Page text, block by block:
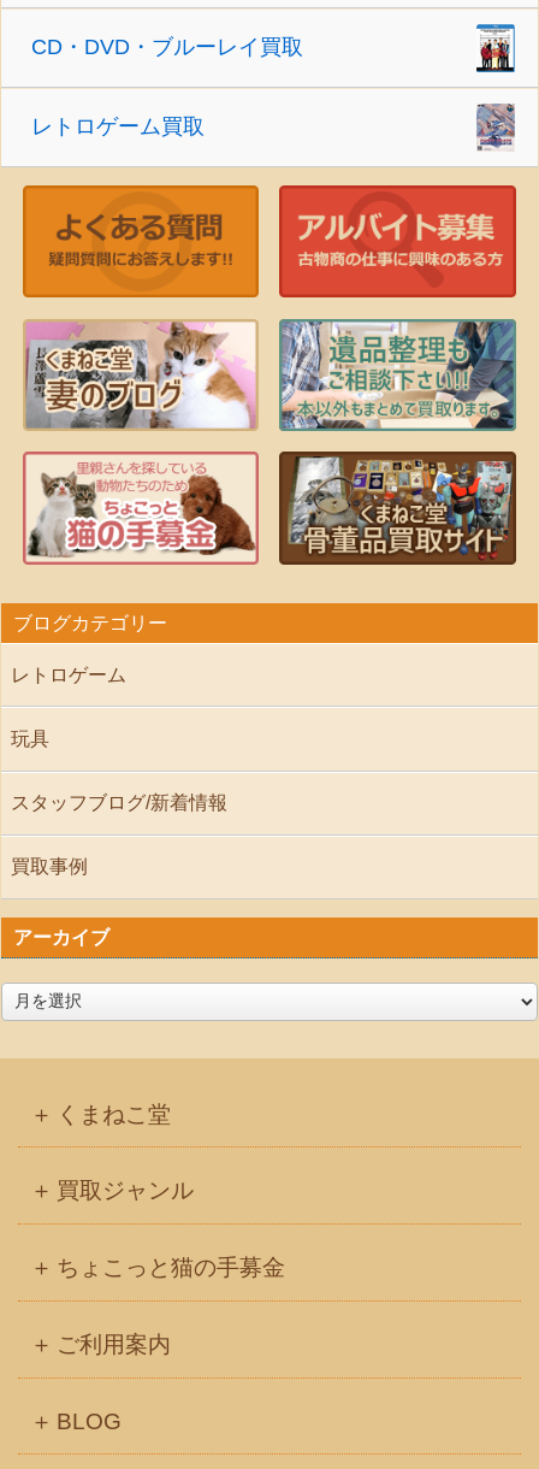
CD・DVD・ブルーレイ買取
レトロゲーム買取
ブログカテゴリー
レトロゲーム
玩具
スタッフブログ/新着情報
買取事例
アーカイブ
くまねこ堂
買取ジャンル
ちょこっと猫の手募金
ご利用案内
BLOG